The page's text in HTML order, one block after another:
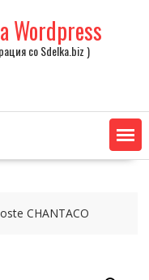
Wordpress
со Sdelka.biz )
CHANTACO